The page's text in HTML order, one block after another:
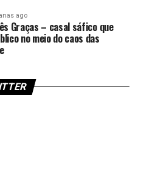
ago
Graças – casal sáfico que
no meio do caos das